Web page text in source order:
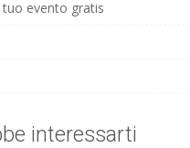
tuo evento gratis
interessarti